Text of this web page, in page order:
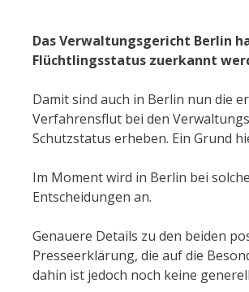
Das Verwaltungsgericht Berlin
Flüchtlingsstatus zuerkannt
Damit sind auch in Berlin nun die
Verfahrensflut bei den
Schutzstatus erheben. Ein Grund
Im Moment wird in Berlin bei
Entscheidungen an.
Genauere Details zu den beiden
Presseerklärung, die auf die
dahin ist jedoch noch keine